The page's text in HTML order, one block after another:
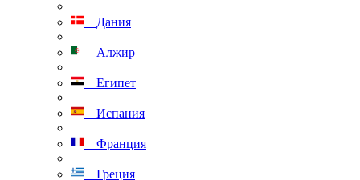
Дания
Алжир
Египет
Испания
Франция
Греция